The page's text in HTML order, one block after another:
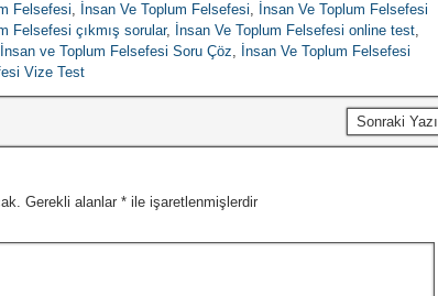
Felsefesi, İnsan Ve Toplum Felsefesi, İnsan Ve Toplum Felsefesi
Felsefesi çıkmış sorular, İnsan Ve Toplum Felsefesi online test,
İnsan ve Toplum Felsefesi Soru Çöz, İnsan Ve Toplum Felsefesi
Vize Test
Sonraki Yazı
Gerekli alanlar * ile işaretlenmişlerdir